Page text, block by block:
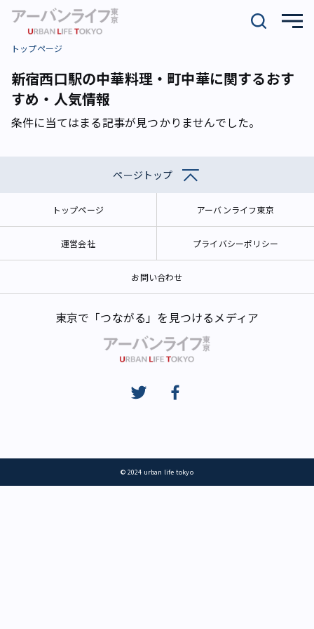
トップページ
新宿西口駅の中華料理・町中華に関するおす
すめ・人気情報
条件に当てはまる記事が見つかりませんでした。
ページトップ
トップページ アーバンライフ東京
運営会社 プライバシーポリシー
お問い合わせ
東京で「つながる」を見つけるメディア
© 2024 urban life tokyo